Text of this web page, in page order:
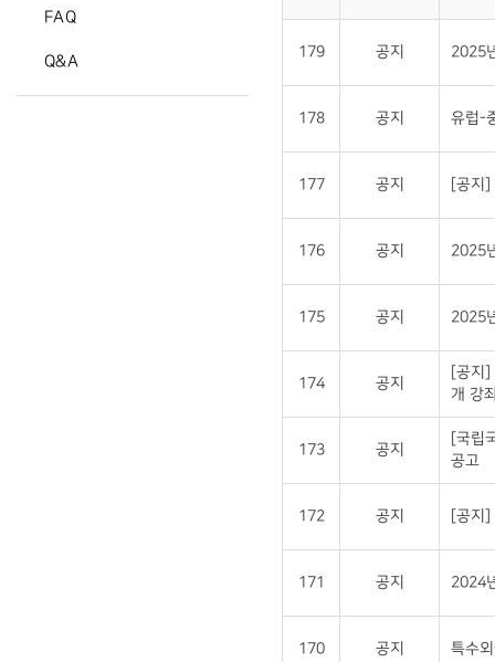
FAQ
Q&A
179 공지 2025
178 공지 유럽-
177 공지 [공지]
176 공지 2025
175 공지 2025
174 공지
[공지]
개 강
173 공지
[국립
공고
172 공지 [공지]
171 공지 2024
170 공지 특수